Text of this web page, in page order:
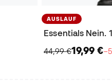
AUSLAUF
Essentials Nein.
44,99 €19,99 €